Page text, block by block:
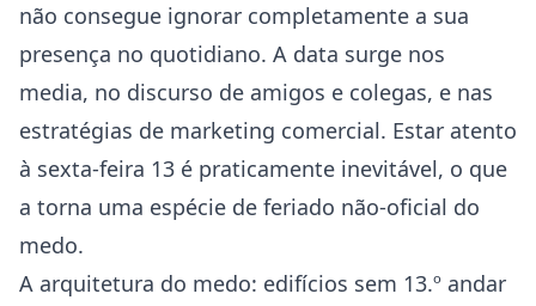
não consegue ignorar completamente a sua
presença no quotidiano. A data surge nos
media, no discurso de amigos e colegas, e nas
estratégias de marketing comercial. Estar atento
à sexta-feira 13 é praticamente inevitável, o que
a torna uma espécie de feriado não-oficial do
medo.
A arquitetura do medo: edifícios sem 13.º andar